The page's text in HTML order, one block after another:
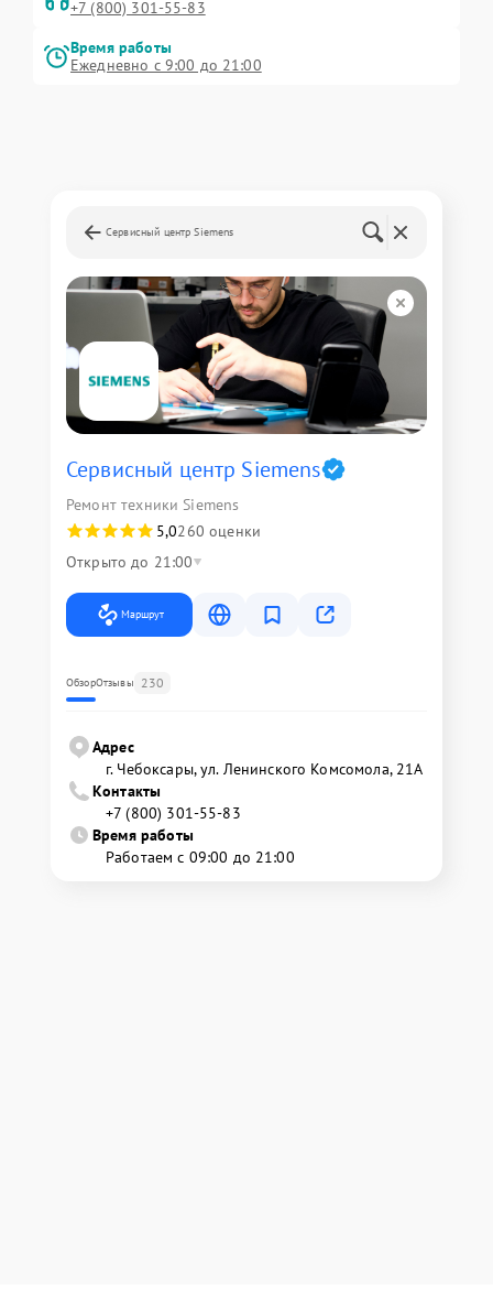
+7 (800) 301-55-83
Время работы
Ежедневно с 9:00 до 21:00
Сервисный центр Siemens
Сервисный центр Siemens
Ремонт техники Siemens
5,0260 оценки
Открыто до 21:00
Маршрут
ОбзорОтзывы 230
Адрес
г. Чебоксары, ул. Ленинского Комсомола, 21А
Контакты
+7 (800) 301-55-83
Время работы
Работаем с 09:00 до 21:00